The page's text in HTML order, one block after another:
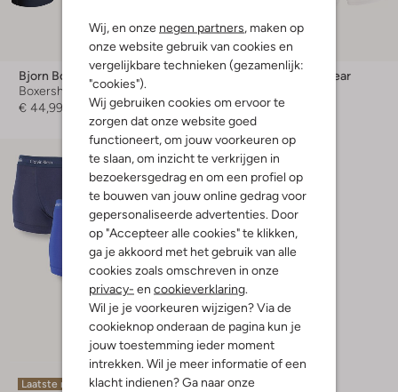
Wij, en onze negen partners, maken op
onze website gebruik van cookies en
vergelijkbare technieken (gezamenlijk:
"cookies").
Wij gebruiken cookies om ervoor te
zorgen dat onze website goed
functioneert, om jouw voorkeuren op
te slaan, om inzicht te verkrijgen in
bezoekersgedrag en om een profiel op
te bouwen van jouw online gedrag voor
gepersonaliseerde advertenties. Door
op "Accepteer alle cookies" te klikken,
ga je akkoord met het gebruik van alle
cookies zoals omschreven in onze
privacy- en cookieverklaring.
Wil je je voorkeuren wijzigen? Via de
cookieknop onderaan de pagina kun je
jouw toestemming ieder moment
intrekken. Wil je meer informatie of een
klacht indienen? Ga naar onze
Bjorn Borg
Boxershort
€ 44,99
Laatste maten
-20%
Calvin Klein Underwear
€ 42,99 € 33,99
Laatste maten